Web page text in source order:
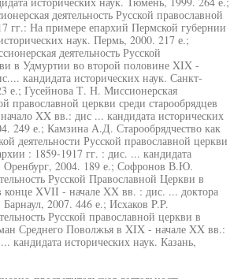
деятельность Русской православной
гг.: На примере епархий Пермской губернии
наук. Пермь, 2000. 217 е.;
деятельность Русской
в Удмуртии во второй половине XIX -
кандидата исторических наук. Санкт-
е.; Гусейнова Т. Н. Миссионерская
православной церкви среди старообрядцев
XX вв.: дис ... кандидата исторических
249 е.; Камзина А.Д. Старообрядчество как
деятельности Русской православной церкви
: 1859-1917 гг. : дис. ... кандидата
Оренбург, 2004. 189 е.; Софронов В.Ю.
Русской Православной Церкви в
XVII - начале XX вв. : дис. ... доктора
2007. 446 е.; Исхаков P.P.
Русской православной церкви в
Среднего Поволжья в XIX - начале XX вв.:
кандидата исторических наук. Казань,